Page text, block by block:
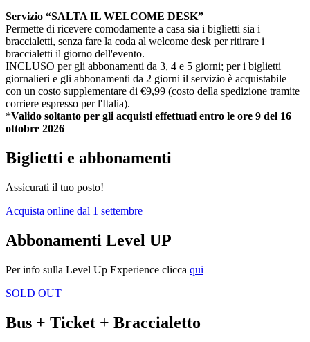
Servizio “SALTA IL WELCOME DESK”
Permette di ricevere comodamente a casa sia i biglietti sia i
braccialetti, senza fare la coda al welcome desk per ritirare i
braccialetti il giorno dell'evento.
INCLUSO per gli abbonamenti da 3, 4 e 5 giorni; per i biglietti
giornalieri e gli abbonamenti da 2 giorni il servizio è acquistabile
con un costo supplementare di €9,99 (costo della spedizione tramite
corriere espresso per l'Italia).
*Valido soltanto per gli acquisti effettuati entro le ore 9 del 16
ottobre 2026
Biglietti e abbonamenti
Assicurati il tuo posto!
Acquista online dal 1 settembre
Abbonamenti Level UP
Per info sulla Level Up Experience clicca qui
SOLD OUT
Bus + Ticket + Braccialetto